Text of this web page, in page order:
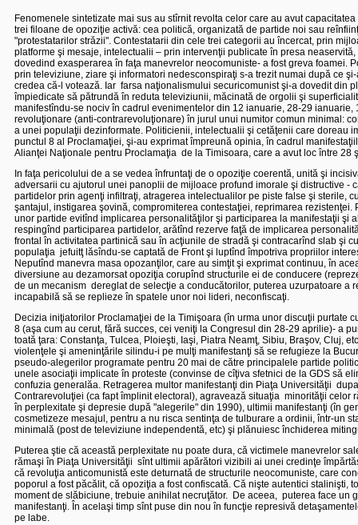
Fenomenele sintetizate mai sus au stîrnit revolta celor care au avut
trei filoane de opoziţie activă: cea politică, organizată de partide noi sau
"protestatarilor străzii". Contestatarii din cele trei categorii au încercat, prin
platforme şi mesaje, intelectualii – prin intervenţii publicate în presa
dovedind exasperarea în faţa manevrelor neocomuniste- a fost greva foamei.
prin televiziune, ziare şi informatori nedesconspiraţi s-a trezit numai după ce
credea că-l votează. Iar farsa naţionalismului securicomunist şi-a dovedit din
împiedicate să pătrundă în reduta televiziunii, măcinată de orgolii şi
manifestîndu-se nociv în cadrul evenimentelor din 12 ianuarie, 28-29 ianuarie,
revoluţionare (anti-contrarevoluţionare) în jurul unui numitor comun minimal:
a unei populaţii dezinformate. Politicienii, intelectualii şi cetăţenii care doreau
punctul 8 al Proclamaţiei, şi-au exprimat împreună opinia, în cadrul
Alianţei Naţionale pentru Proclamaţia de la Timisoara, care a avut loc între 28
In faţa pericolului de a se vedea înfruntaţi de o opoziţie coerentă, unită şi
adversarii cu ajutorul unei panoplii de mijloace profund imorale şi distructive
partidelor prin agenţi infiltraţi, atragerea intelectualilor pe piste false şi sterile,
şantajul, instigarea şovină, compromiterea contestaţiei, reprimarea
unor partide evitînd implicarea personalităţilor şi participarea la manifestaţii
respingînd participarea partidelor, arătînd rezerve faţă de implicarea
frontal în activitatea partinică sau în acţiunile de stradă şi contracarînd slab şi
populaţia jefuitţ lăsîndu-se captată de Front şi luptînd împotriva propriilor
Neputînd manevra masa opozanţilor, care au simţit şi exprimat continuu, în
diversiune au dezamorsat opoziţia corupînd structurile ei de conducere
de un mecanism dereglat de selecţie a conducătorilor, puterea uzurpatoare a
incapabilă să se replieze în spatele unor noi lideri, neconfiscaţi.
Decizia iniţiatorilor Proclamaţiei de la Timişoara (în urma unor discuţii purtate
8 (aşa cum au cerut, fără succes, cei veniţi la Congresul din 28-29 aprilie)- a
toată ţara: Constanţa, Tulcea, Ploieşti, Iaşi, Piatra Neamţ, Sibiu, Braşov, Cluj,
violenţele şi ameninţările silindu-i pe mulţi manifestanţi să se refugieze la
pseudo-alegerilor programate pentru 20 mai de către principalele partide
unele asociaţii implicate în proteste (convinse de cîţiva sfetnici de la GDS să
confuzia generalăa. Retragerea multor manifestanţi din Piaţa Universităţii
Contrarevoluţiei (ca fapt împlinit electoral), agravează situaţia minorităţii celor
în perplexitate şi depresie după "alegerile" din 1990), ultimii manifestanţi (în
cosmetizeze mesajul, pentru a nu risca sentinţa de tulburare a ordinii, într-un
minimală (post de televiziune independentă, etc) şi plănuiesc închiderea
Puterea ştie că această perplexitate nu poate dura, că victimele manevrelor
rămaşi în Piaţa Universităţii sînt ultimii apărători vizibili ai unei credinţe
că revoluţia anticomunistă este deturnată de structurile neocomuniste, care
poporul a fost păcălit, că opoziţia a fost confiscată. Că nişte autentici
moment de slăbiciune, trebuie anihilat necruţător. De aceea, puterea face un
manifestanţi. În acelaşi timp sînt puse din nou în funcţie represivă
pe labe.